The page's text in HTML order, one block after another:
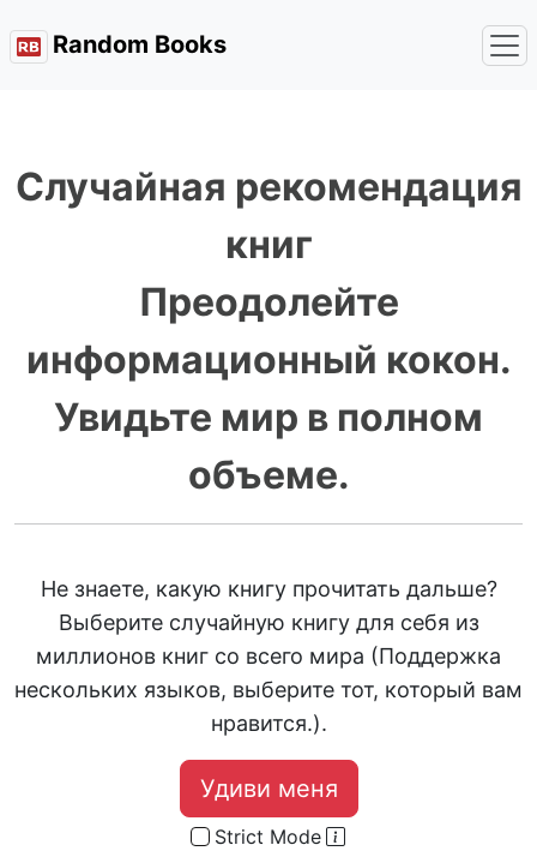
Random Books
Случайная рекомендация
книг
Преодолейте
информационный кокон.
Увидьте мир в полном
объеме.
Не знаете, какую книгу прочитать дальше?
Выберите случайную книгу для себя из
миллионов книг со всего мира (Поддержка
нескольких языков, выберите тот, который вам
нравится.).
Удиви меня
Strict Mode